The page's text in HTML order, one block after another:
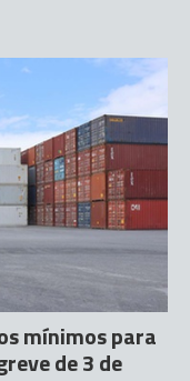
mínimos para
de 3 de